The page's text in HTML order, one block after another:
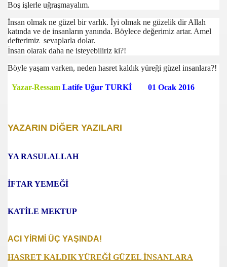
Boş işlerle uğraşmayalım.
İnsan olmak ne güzel bir varlık. İyi olmak ne güzelik dir Allah
katında ve de insanların yanında. Böylece değerimiz artar. Amel
defterimiz sevaplarla dolar.
İnsan olarak daha ne isteyebiliriz ki?!
Böyle yaşam varken, neden hasret kaldık yüreği güzel insanlara?!
Yazar-Ressam Latife Uğur TURKİ 01 Ocak 2016
YAZARIN DİĞER YAZILARI
YA RASULALLAH
İFTAR YEMEĞİ
KATİLE MEKTUP
ACI YİRMİ ÜÇ YAŞINDA!
HASRET KALDIK YÜREĞİ GÜZEL İNSANLARA
Birisi)
Giriyor)
Jesti)
Demokrasi Bayramı)
Halimize)